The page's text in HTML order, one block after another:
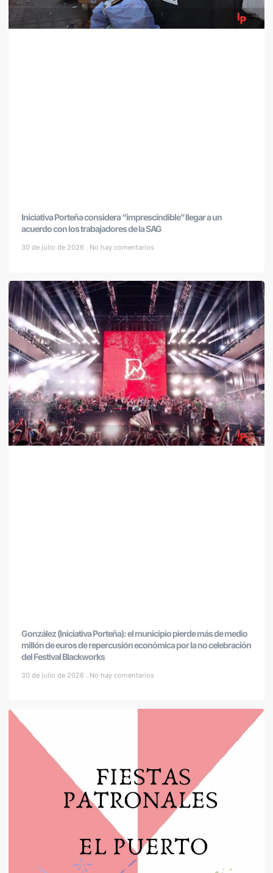
Iniciativa Porteña considera “imprescindible” llegar a un
acuerdo con los trabajadores de la SAG
30 de julio de 2026 No hay comentarios
González (Iniciativa Porteña): el municipio pierde más de medio
millón de euros de repercusión económica por la no celebración
del Festival Blackworks
30 de julio de 2026 No hay comentarios